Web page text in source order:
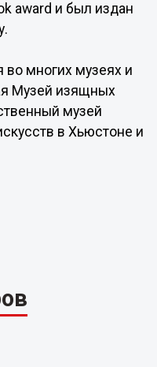
award и был издан
во многих музеях и
Музей изящных
музей
в Хьюстоне и